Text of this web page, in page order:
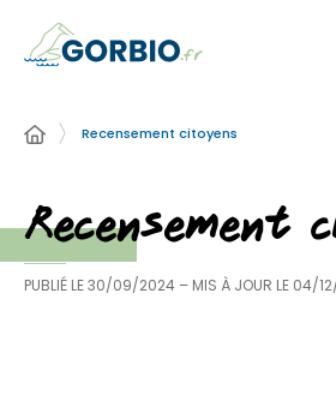
Recensement citoyens
Recensement
PUBLIÉ LE30/09/2024 – MIS À JOUR LE 04/